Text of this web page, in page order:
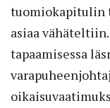
tuomiokapitulin
asiaa
tapaamisessa